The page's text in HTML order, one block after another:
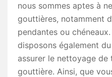
nous sommes aptes à
gouttières, notamment
pendantes ou
disposons également
assurer le nettoyage de
gouttière. Ainsi, que